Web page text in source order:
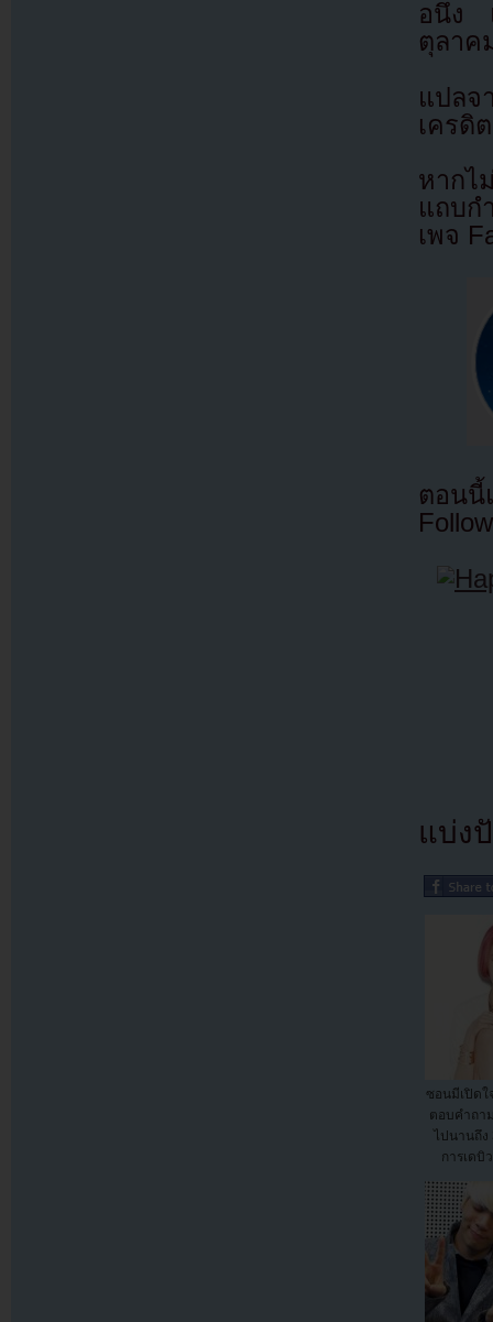
อนึ่ง
ตุลาค
แปล
เครดิ
หากไ
แถบก
เพจ
ตอนนี้
แบ่ง
ซอนมีเปิด
ตอบคำถา
ไปนานถึง
การเดบิ